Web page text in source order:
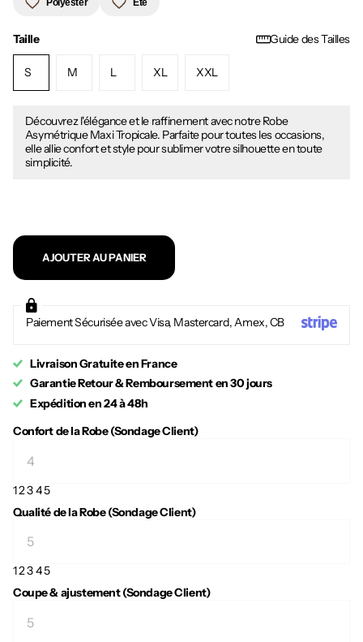
Taille Guide des Tailles
S M L XL XXL
Découvrez l'élégance et le raffinement avec notre Robe
Asymétrique Maxi Tropicale. Parfaite pour toutes les occasions,
elle allie confort et style pour sublimer votre silhouette en toute
simplicité.
AJOUTER AU PANIER
Paiement Sécurisée avec Visa, Mastercard, Amex, CB
Livraison Gratuite en France
Garantie Retour & Remboursement en 30 jours
Expédition en 24 à 48h
Confort de la Robe (Sondage Client)
12345
Qualité de la Robe (Sondage Client)
12345
Coupe & ajustement (Sondage Client)